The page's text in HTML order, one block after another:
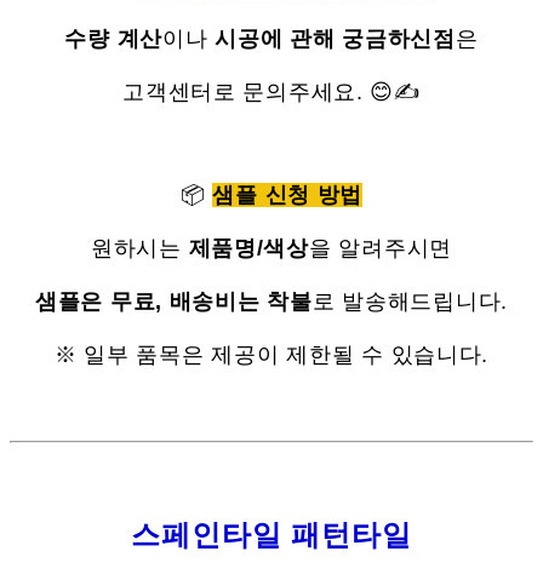
수량 계산이나시공에 관해 궁금하신점 은
고객센터로 문의주세요. 😊✍
📦샘플 신청 방법
원하시는 제품명/색상을 알려주시면
샘플은 무료, 배송비는 착불로 발송해드립니다.
※ 일부 품목은 제공이 제한될 수 있습니다.
스페인타일 패턴타일